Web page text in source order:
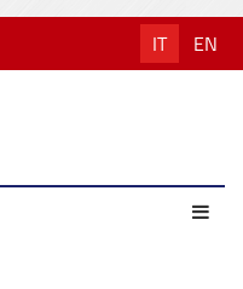
IT EN